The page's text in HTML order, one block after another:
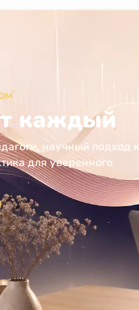
каждый
научный подход к
для уверенного